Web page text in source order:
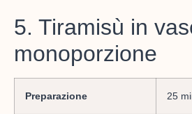
5. Tiramisù in
monoporzione
Preparazione 25